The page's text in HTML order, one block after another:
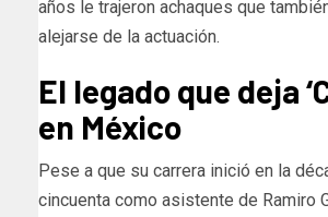
años le trajeron achaques que
alejarse de la actuación.
El legado que deja
en México
Pese a que su carrera inició en la
cincuenta como asistente de Ramiro